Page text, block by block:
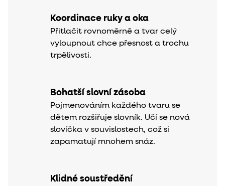
Koordinace ruky a oka
Přitlačit rovnoměrně a tvar celý
vyloupnout chce přesnost a trochu
trpělivosti.
Bohatší slovní zásoba
Pojmenováním každého tvaru se
dětem rozšiřuje slovník. Učí se nová
slovíčka v souvislostech, což si
zapamatují mnohem snáz.
Klidné soustředění